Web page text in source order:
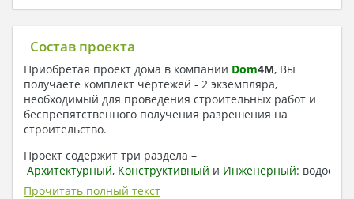
Состав проекта
Приобретая проект дома в компании Dom4M, Вы
получаете комплект чертежей - 2 экземпляра,
необходимый для проведения строительных работ и
беспрепятственного получения разрешения на
строительство.
Проект содержит три раздела –
Архитектурный, Конструктивный и Инженерный:
отопление, вентиляция, канализация,
Прочитать полный текст